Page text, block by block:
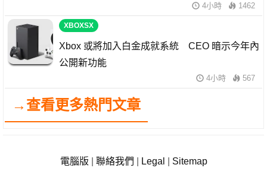
4小時 1462
XBOXSX
Xbox 或將加入白金成就系統 CEO 暗示今年內
公開新功能
4小時 567
→查看更多熱門文章
電腦版 聯絡我們 Legal Sitemap